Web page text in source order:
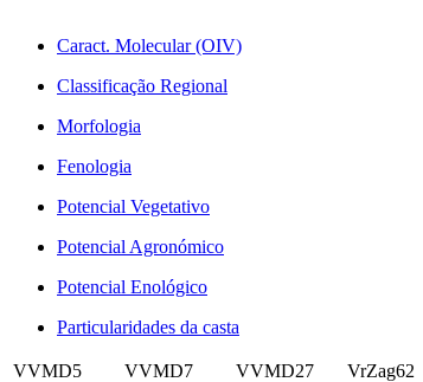
Caract. Molecular (OIV)
Classificação Regional
Morfologia
Fenologia
Potencial Vegetativo
Potencial Agronómico
Potencial Enológico
Particularidades da casta
VVMD5 VVMD7 VVMD27 VrZag62